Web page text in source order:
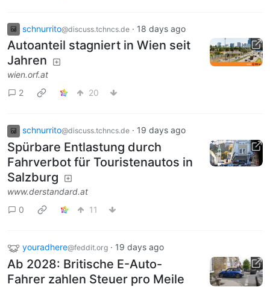
schnurrito@discuss.tchncs.de · 18 days ago
Autoanteil stagniert in Wien seit
Jahren
wien.orf.at
2
20
schnurrito@discuss.tchncs.de · 19 days ago
Spürbare Entlastung durch
Fahrverbot für Touristenautos in
Salzburg
www.derstandard.at
0
11
youradhere@feddit.org · 19 days ago
Ab 2028: Britische E-Auto-
Fahrer zahlen Steuer pro Meile